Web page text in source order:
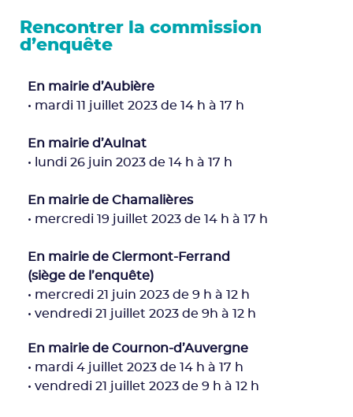
Rencontrer la commission
d’enquête
En mairie d’Aubière
• mardi 11 juillet 2023 de 14 h à 17 h
En mairie d’Aulnat
• lundi 26 juin 2023 de 14 h à 17 h
En mairie de Chamalières
• mercredi 19 juillet 2023 de 14 h à 17 h
En mairie de Clermont-Ferrand
(siège de l’enquête)
• mercredi 21 juin 2023 de 9 h à 12 h
• vendredi 21 juillet 2023 de 9h à 12 h
En mairie de Cournon-d’Auvergne
• mardi 4 juillet 2023 de 14 h à 17 h
• vendredi 21 juillet 2023 de 9 h à 12 h